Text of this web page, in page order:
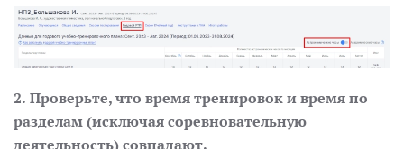
2. Проверьте, что время тренировок и время по
разделам (исключая соревновательную
деятельность) совпадают.